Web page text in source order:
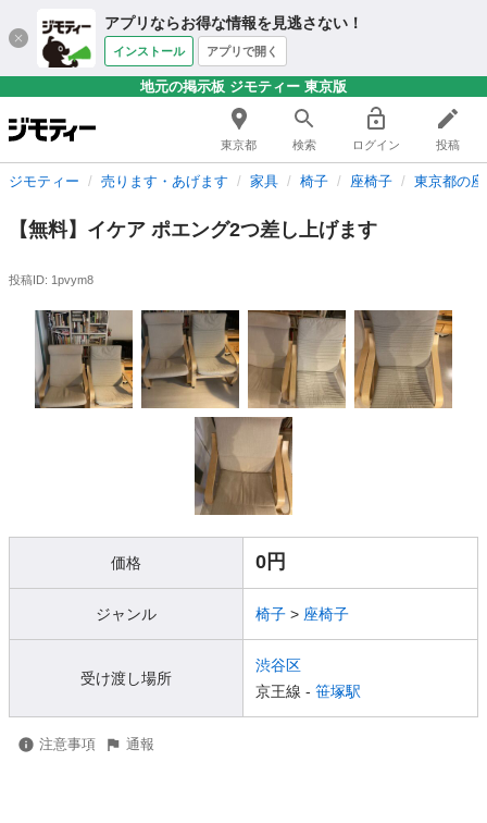
アプリならお得な情報を見逃さない！
インストール アプリで開く
地元の掲示板 ジモティー 東京版
東京都 検索 ログイン 投稿
ジモティー 売ります・あげます 家具 椅子 座椅子 東京都の
【無料】イケア ポエング2つ差し上げます
投稿ID: 1pvym8
価格 0円
ジャンル 椅子 > 座椅子
受け渡し場所
渋谷区
京王線 - 笹塚駅
注意事項 通報